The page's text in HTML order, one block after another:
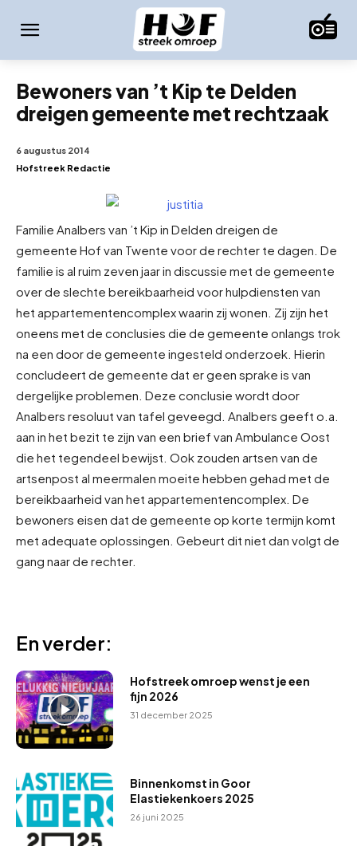
Bewoners van ’t Kip te Delden
dreigen gemeente met rechtzaak
6 augustus 2014
Hofstreek Redactie
Familie Analbers van ’t Kip in Delden dreigen de
gemeente Hof van Twente voor de rechter te dagen. De
familie is al ruim zeven jaar in discussie met de gemeente
over de slechte bereikbaarheid voor hulpdiensten van
het appartementencomplex waarin zij wonen. Zij zijn het
oneens met de conclusies die de gemeente onlangs trok
na een door de gemeente ingesteld onderzoek. Hierin
concludeert de gemeente dat er geen sprake is van
dergelijke problemen. Deze conclusie wordt door
Analbers resoluut van tafel geveegd. Analbers geeft o.a.
aan in het bezit te zijn van een brief van Ambulance Oost
die het tegendeel bewijst. Ook zouden artsen van de
artsenpost al meermalen moeite hebben gehad met de
bereikbaarheid van het appartementencomplex. De
bewoners eisen dat de gemeente op korte termijn komt
met adequate oplossingen. Gebeurt dit niet dan volgt de
gang naar de rechter.
En verder:
Hofstreek omroep wenst je een
fijn 2026
31 december 2025
Binnenkomst in Goor
Elastiekenkoers 2025
26 juni 2025